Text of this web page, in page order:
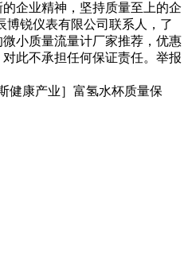
企业精神，坚持质量至上的企
锐仪表有限公司联系人，了
小质量流量计厂家推荐，优惠
此不承担任何保证责任。举报
健康产业］富氢水杯质量保